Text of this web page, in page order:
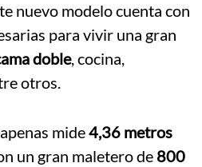
nuevo modelo cuenta con
para vivir una gran
doble, cocina,
otros.
mide4,36 metros
un gran maletero de 800